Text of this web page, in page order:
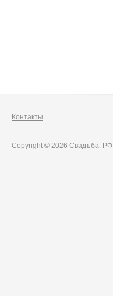
Контакты
Copyright © 2026 Свадъба. РФ